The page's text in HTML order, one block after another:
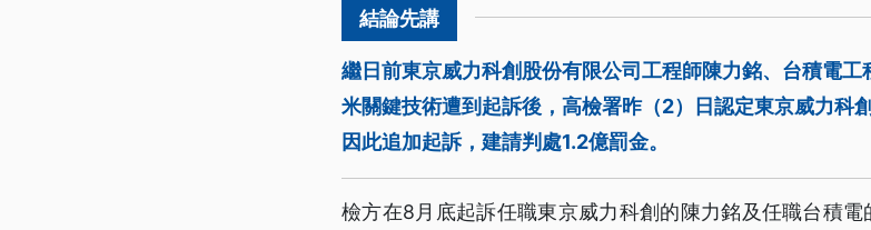
繼日前東京威力科創股份有限公司工程師陳力銘、台積電
米關鍵技術遭到起訴後，高檢署昨（2）日認定東京威力科
因此追加起訴，建請判處1.2億罰金。
檢方在8月底起訴任職東京威力科創的陳力銘及任職台積